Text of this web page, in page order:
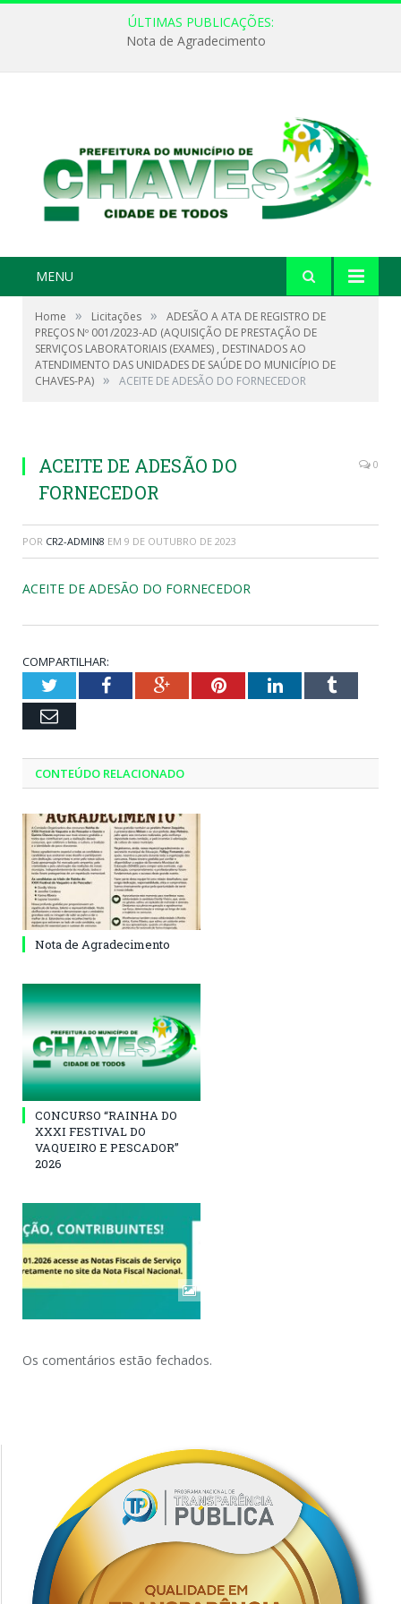
ÚLTIMAS PUBLICAÇÕES:
Nota de Agradecimento
MENU
Home » Licitações »
ADESÃO A ATA DE REGISTRO DE
PREÇOS Nº 001/2023-AD (AQUISIÇÃO DE PRESTAÇÃO DE
SERVIÇOS LABORATORIAIS (EXAMES) , DESTINADOS AO
ATENDIMENTO DAS UNIDADES DE SAÚDE DO MUNICÍPIO DE
CHAVES-PA) » ACEITE DE ADESÃO DO FORNECEDOR
ACEITE DE ADESÃO DO
FORNECEDOR
0
POR CR2-ADMIN8 EM 9 DE OUTUBRO DE 2023
ACEITE DE ADESÃO DO FORNECEDOR
COMPARTILHAR:
TwitterFacebookGoogle+PinterestLinkedInTumblr
Email
CONTEÚDO RELACIONADO
Nota de Agradecimento
CONCURSO “RAINHA DO
XXXI FESTIVAL DO
VAQUEIRO E PESCADOR”
2026
Os comentários estão fechados.